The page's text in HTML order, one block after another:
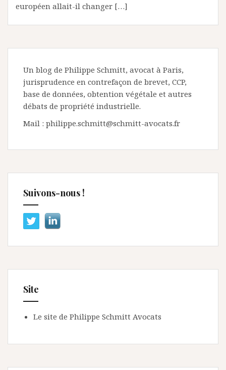
européen allait-il changer […]
Un blog de Philippe Schmitt, avocat à Paris,
jurisprudence en contrefaçon de brevet, CCP,
base de données, obtention végétale et autres
débats de propriété industrielle.
Mail : philippe.schmitt@schmitt-avocats.fr
Suivons-nous !
Site
Le site de Philippe Schmitt Avocats